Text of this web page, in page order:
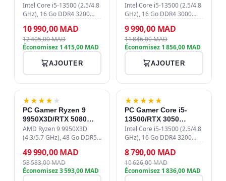
8GB/16GB
DDR4/512GB SSD
Intel Core i5-13500 (2.5/4.8
GHz), 16 Go DDR4 3200
PCIe 4.0, MSI GeForce RTX
5060 Ti 8 Go, Aircooler
Connect, alimentation
10 990,00 MAD
12 405,00 MAD
Économisez 1 415,00 MAD
AJOUTER
8GB/16GB
DDR4/512GB SSD
Intel Core i5-13500 (2.5/4.8
GHz), 16 Go DDR4 3000
ASUS Dual RTX 5060 8 Go
GDDR7, aircooler Connect
Frost FRGB, alimentation
9 990,00 MAD
11 846,00 MAD
Économisez 1 856,00 MAD
AJOUTER
★★★★ ★
PC Gamer Ryzen 9
9950X3D/RTX 5080
16GB/48GB DDR5/4TB
SSD
AMD Ryzen 9 9950X3D
(4.3/5.7 GHz), 48 Go DDR5
ASUS ProArt RTX 5080 16
Go GDDR7, watercooling
360mm, alimentation
49 990,00 MAD
53 583,00 MAD
Économisez 3 593,00 MAD
★★★★★
PC Gamer Core i5-
13500/RTX 3050
8GB/16GB
DDR4/512GB SSD
Intel Core i5-13500 (2.5/4.8
GHz), 16 Go DDR4 3200
PCIe 4.0, ASUS Dual RTX
3050 8 Go GDDR6,
refroidissement Connect
8 790,00 MAD
10 626,00 MAD
Économisez 1 836,00 MAD